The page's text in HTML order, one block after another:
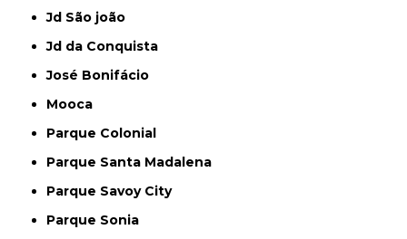
Jd São joão
Jd da Conquista
José Bonifácio
Mooca
Parque Colonial
Parque Santa Madalena
Parque Savoy City
Parque Sonia